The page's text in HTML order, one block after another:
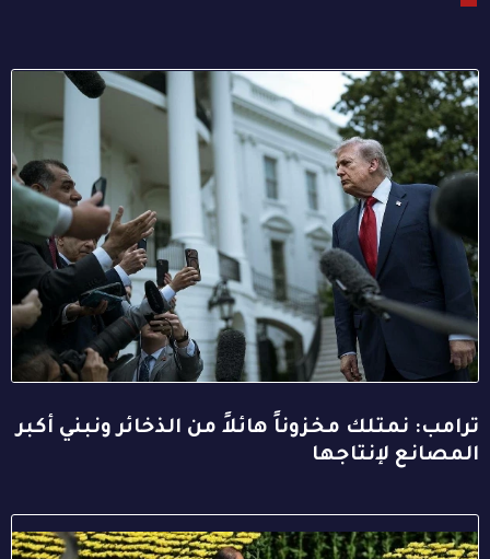
ترامب: نمتلك مخزوناً هائلاً من الذخائر ونبني أكبر
المصانع لإنتاجها